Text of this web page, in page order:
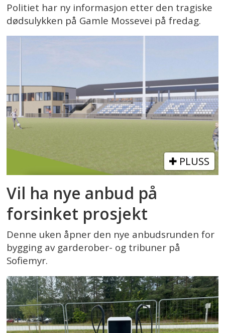
Politiet har ny informasjon etter den tragiske
dødsulykken på Gamle Mossevei på fredag.
PLUSS
Vil ha nye anbud på
forsinket prosjekt
Denne uken åpner den nye anbudsrunden for
bygging av garderober- og tribuner på
Sofiemyr.